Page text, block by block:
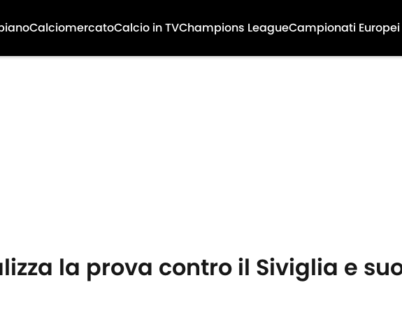
CalciomercatoCalcio in TVChampions LeagueCampionati Europei
la prova contro il Siviglia e